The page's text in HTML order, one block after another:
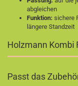
abgleichen
Funktion: sichere
längere Standzeit
Holzmann Kombi
Passt das